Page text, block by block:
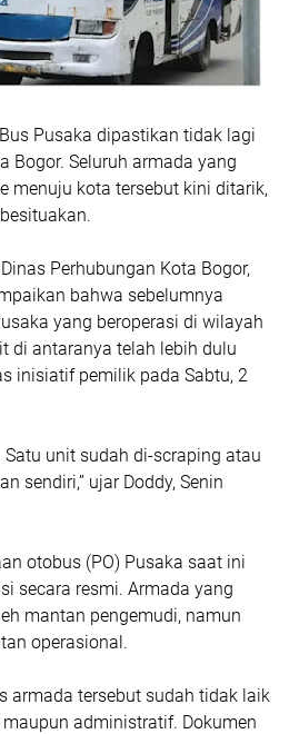
Pusaka dipastikan tidak lagi
Bogor. Seluruh armada yang
menuju kota tersebut kini ditarik,
Perhubungan Kota Bogor,
bahwa sebelumnya
yang beroperasi di wilayah
di antaranya telah lebih dulu
inisiatif pemilik pada Sabtu, 2
unit sudah di-scraping atau
sendiri,” ujar Doddy, Senin
otobus (PO) Pusaka saat ini
secara resmi. Armada yang
mantan pengemudi, namun
operasional.
armada tersebut sudah tidak laik
administratif. Dokumen